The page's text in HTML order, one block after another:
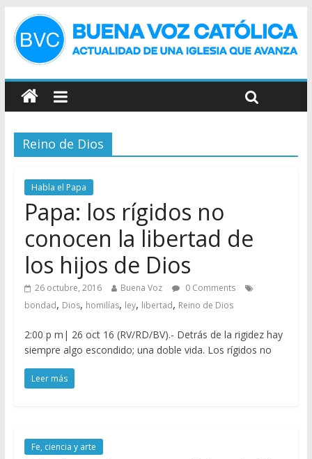
Reino de Dios
Habla el Papa
Papa: los rígidos no
conocen la libertad de
los hijos de Dios
26 octubre, 2016 Buena Voz
0 Comments
bondad, Dios, homilías, ley, libertad, Reino de Dios
2:00 p m| 26 oct 16 (RV/RD/BV).- Detrás de la rigidez hay
siempre algo escondido; una doble vida. Los rígidos no
Leer más
Fe, ciencia y arte